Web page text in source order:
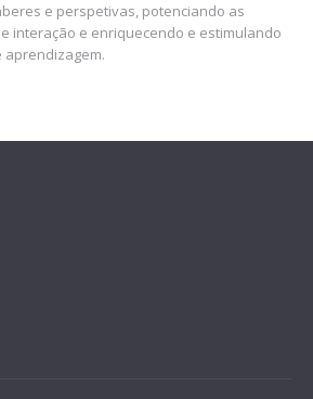
e perspetivas, potenciando as
interação e enriquecendo e estimulando
aprendizagem.